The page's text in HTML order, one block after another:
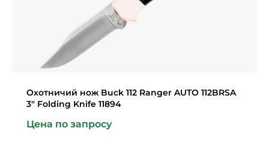
Охотничий нож Buck 112 Ranger AUTO 112BRSA
3″ Folding Knife 11894
Цена по запросу